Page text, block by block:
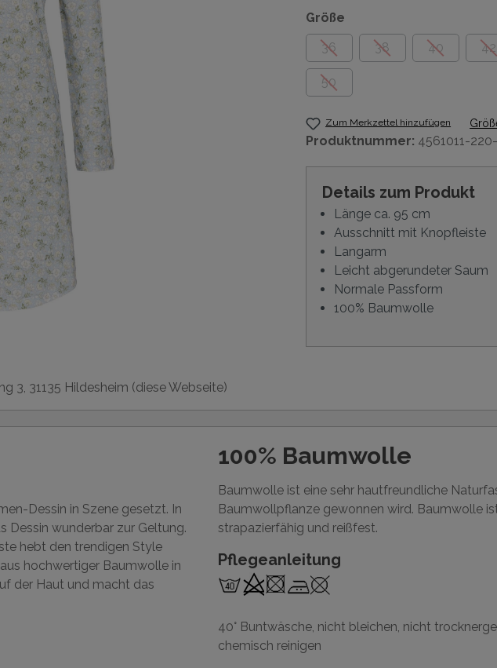
Größe
36
38 40 42
50
Zum Merkzettel hinzufügen
Produktnummer: 4561011-
Details zum Produkt
Länge ca. 95 cm
Ausschnitt mit Knopfleiste
Langarm
Leicht abgerundeter Saum
Normale Passform
100% Baumwolle
3, 31135 Hildesheim (diese Webseite)
Dessin in Szene gesetzt. In
Dessin wunderbar zur Geltung.
hebt den trendigen Style
hochwertiger Baumwolle in
der Haut und macht das
100% Baumwolle
Baumwolle ist eine sehr hautfreundliche
Baumwollpflanze gewonnen wird. Baumwolle
strapazierfähig und reißfest.
Pflegeanleitung
40° Buntwäsche, nicht bleichen, nicht
chemisch reinigen